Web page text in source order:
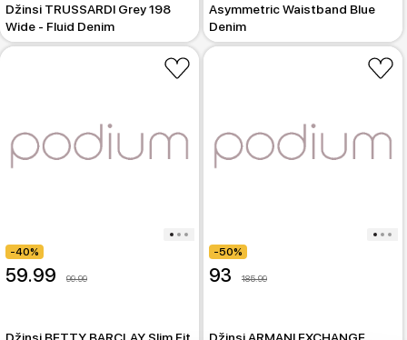
Džinsi TRUSSARDI Grey 198
Wide - Fluid Denim
Asymmetric Waistband Blue
Denim
-40%
59.99 99.99
-50%
93 185.99